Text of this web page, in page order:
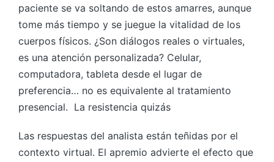
paciente se va soltando de estos amarres, aunque
tome más tiempo y se juegue la vitalidad de los
cuerpos físicos. ¿Son diálogos reales o virtuales,
es una atención personalizada? Celular,
computadora, tableta desde el lugar de
preferencia… no es equivalente al tratamiento
presencial. La resistencia quizás
Las respuestas del analista están teñidas por el
contexto virtual. El apremio advierte el efecto que